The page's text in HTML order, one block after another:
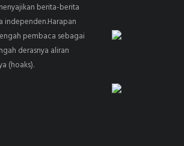
berita-berita
independen.Harapan
pembaca sebagai
derasnya aliran
(hoaks).